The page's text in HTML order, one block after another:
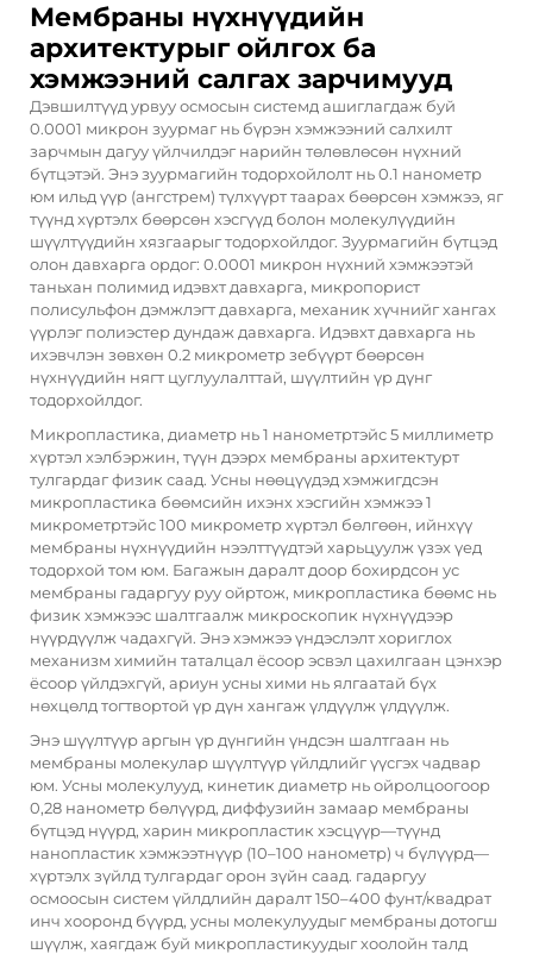
Мембраны нүхнүүдийн
архитектурыг ойлгох ба
хэмжээний салгах зарчимууд
Дэвшилтүүд урвуу осмосын системд ашиглагдаж буй
0.0001 микрон зуурмаг нь бүрэн хэмжээний салхилт
зарчмын дагуу үйлчилдэг нарийн төлөвлөсөн нүхний
бүтцэтэй. Энэ зуурмагийн тодорхойлолт нь 0.1 нанометр
юм ильд үүр (ангстрем) түлхүүрт таарах бөөрсөн хэмжээ, яг
түүнд хүртэлх бөөрсөн хэсгүүд болон молекулүүдийн
шүүлтүүдийн хязгаарыг тодорхойлдог. Зуурмагийн бүтцэд
олон давхарга ордог: 0.0001 микрон нүхний хэмжээтэй
таньхан полимид идэвхт давхарга, микропорист
полисульфон дэмжлэгт давхарга, механик хүчнийг хангах
үүрлэг полиэстер дундаж давхарга. Идэвхт давхарга нь
ихэвчлэн зөвхөн 0.2 микрометр зебүүрт бөөрсөн
нүхнүүдийн нягт цуглуулалттай, шүүлтийн үр дүнг
тодорхойлдог.
Микропластика, диаметр нь 1 нанометртэйс 5 миллиметр
хүртэл хэлбэржин, түүн дээрх мембраны архитектурт
тулгардаг физик саад. Усны нөөцүүдэд хэмжигдсэн
микропластика бөөмсийн ихэнх хэсгийн хэмжээ 1
микрометртэйс 100 микрометр хүртэл бөлгөөн, ийнхүү
мембраны нүхнүүдийн нээлттүүдтэй харьцуулж үзэх үед
тодорхой том юм. Багажын даралт доор бохирдсон ус
мембраны гадаргуу руу ойртож, микропластика бөөмс нь
физик хэмжээс шалтгаалж микроскопик нүхнүүдээр
нүүрдүүлж чадахгүй. Энэ хэмжээ үндэслэлт хориглох
механизм химийн таталцал ёсоор эсвэл цахилгаан цэнхэр
ёсоор үйлдэхгүй, ариун усны хими нь ялгаатай бүх
нөхцөлд тогтвортой үр дүн хангаж үлдүүлж үлдүүлж.
Энэ шүүлтүүр аргын үр дүнгийн үндсэн шалтгаан нь
мембраны молекулар шүүлтүүр үйлдлийг үүсгэх чадвар
юм. Усны молекулууд, кинетик диаметр нь ойролцоогоор
0,28 нанометр бөлүүрд, диффузийн замаар мембраны
бүтцэд нүүрд, харин микропластик хэсцүүр—түүнд
нанопластик хэмжээтнүүр (10–100 нанометр) ч бүлүүрд—
хүртэлх зүйлд тулгардаг орон зүйн саад. гадаргуу
осмоосын систем үйлдлийн даралт 150–400 фунт/квадрат
инч хооронд бүүрд, усны молекулуудыг мембраны дотогш
шүүлж, хаягдаж буй микропластикуудыг хоолойн талд